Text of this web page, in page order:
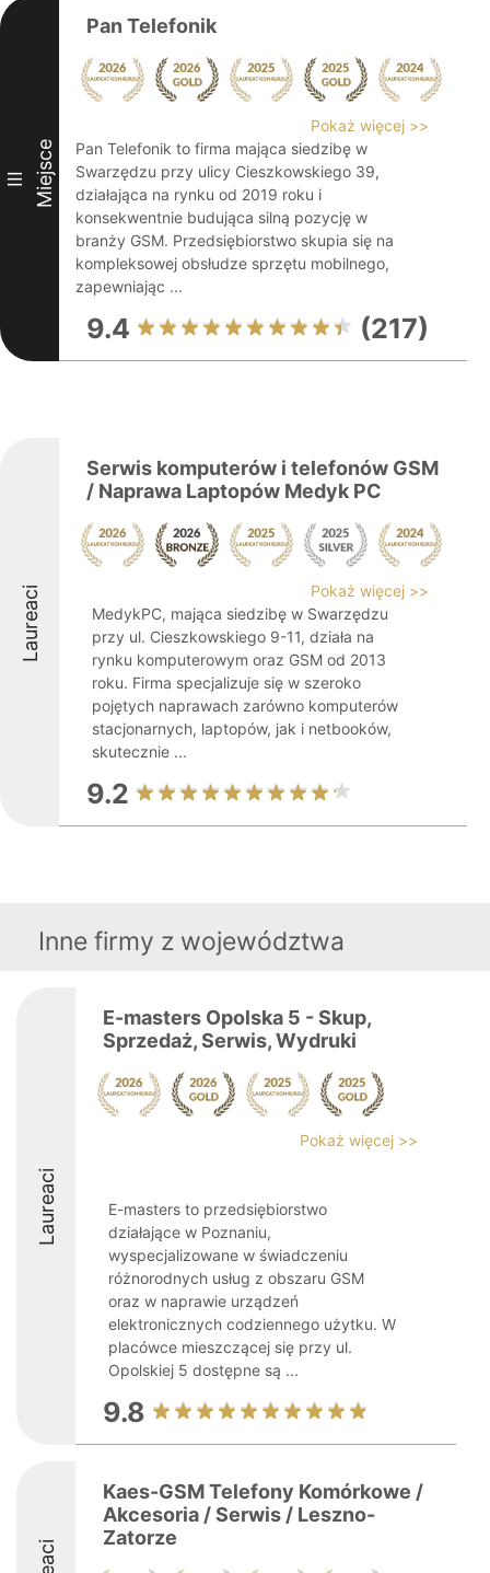
III Miejsce
Pan Telefonik
Pokaż więcej >>
Pan Telefonik to firma mająca siedzibę w
Swarzędzu przy ulicy Cieszkowskiego 39,
działająca na rynku od 2019 roku i
konsekwentnie budująca silną pozycję w
branży GSM. Przedsiębiorstwo skupia się na
kompleksowej obsłudze sprzętu mobilnego,
zapewniając ...
9.4 (217)
Laureaci
Serwis komputerów i telefonów GSM
/ Naprawa Laptopów Medyk PC
Pokaż więcej >>
MedykPC, mająca siedzibę w Swarzędzu
przy ul. Cieszkowskiego 9-11, działa na
rynku komputerowym oraz GSM od 2013
roku. Firma specjalizuje się w szeroko
pojętych naprawach zarówno komputerów
stacjonarnych, laptopów, jak i netbooków,
skutecznie ...
9.2
Inne firmy z województwa
Laureaci
E-masters Opolska 5 - Skup,
Sprzedaż, Serwis, Wydruki
Pokaż więcej >>
E-masters to przedsiębiorstwo
działające w Poznaniu,
wyspecjalizowane w świadczeniu
różnorodnych usług z obszaru GSM
oraz w naprawie urządzeń
elektronicznych codziennego użytku. W
placówce mieszczącej się przy ul.
Opolskiej 5 dostępne są ...
9.8
Kaes-GSM Telefony Komórkowe /
Akcesoria / Serwis / Leszno-
Zatorze